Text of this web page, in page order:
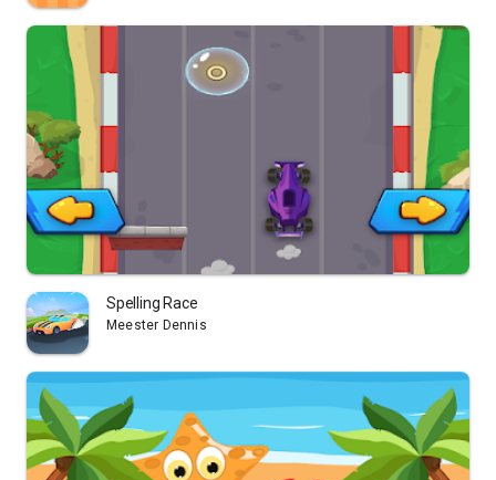
Spelling Race
Meester Dennis